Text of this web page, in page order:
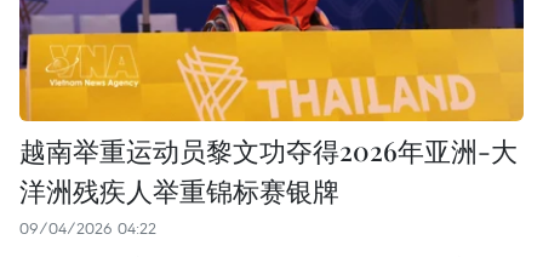
越南举重运动员黎文功夺得2026年亚洲-大
洋洲残疾人举重锦标赛银牌
09/04/2026 04:22